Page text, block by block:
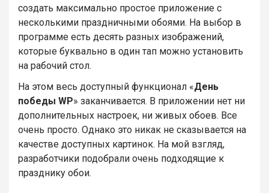
создать максимально простое приложение с
несколькими праздничными обоями. На выбор в
программе есть десять разных изображений,
которые буквально в один тап можно установить
на рабочий стол.
На этом весь доступный функционал «День
победы WP» заканчивается. В приложении нет ни
дополнительных настроек, ни живых обоев. Все
очень просто. Однако это никак не сказывается на
качестве доступных картинок. На мой взгляд,
разработчики подобрали очень подходящие к
празднику обои.